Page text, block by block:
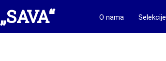
„SAVA“ O nama Selekcije